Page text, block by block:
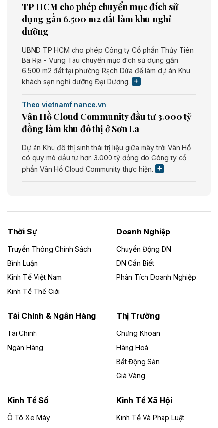
TP HCM cho phép chuyển mục đích sử
dụng gần 6.500 m2 đất làm khu nghỉ
dưỡng
UBND TP HCM cho phép Công ty Cổ phần Thủy Tiên
Bà Rịa - Vũng Tàu chuyển mục đích sử dụng gần
6.500 m2 đất tại phường Rạch Dừa để làm dự án Khu
khách sạn nghỉ dưỡng Đại Dương.
Theo vietnamfinance.vn
Vân Hồ Cloud Community đầu tư 3.000 tỷ
đồng làm khu đô thị ở Sơn La
Dự án Khu đô thị sinh thái trị liệu giữa mây trời Vân Hồ
có quy mô đầu tư hơn 3.000 tỷ đồng do Công ty cổ
phần Vân Hồ Cloud Community thực hiện.
Dự án Nhà máy xử lý rác và phát điện Bắc Giang do
Công ty TNHH Năng lượng môi trường Bắc Giang làm
Theo vietnamfinance.vn
Đức Long Gia Lai mở rộng ‘hệ sinh thái’
Lai
Bốn doanh nghiệp có sự góp vốn của Công ty Cổ
phần Tập đoàn Đức Long Gia Lai (HoSE: DLG) được
Gia Lai với tổng vốn hơn 4.750 tỷ đồng.
Đồng Nai cho thuê gần 59 ha đất làm khu
công nghiệp ở Long Thành
Thời Sự
Truyền Thông Chính Sách
Bình Luận
Kinh Tế Việt Nam
Kinh Tế Thế Giới
Doanh Nghiệp
Chuyển Động DN
DN Cần Biết
Phân Tích Doanh Nghiệp
Tài Chính & Ngân Hàng
Tài Chính
Ngân Hàng
Thị Trường
Chứng Khoán
Hàng Hoá
Bất Động Sản
Giá Vàng
Kinh Tế Số
Ô Tô Xe Máy
Kinh Tế Xã Hội
Kinh Tế Và Pháp Luật